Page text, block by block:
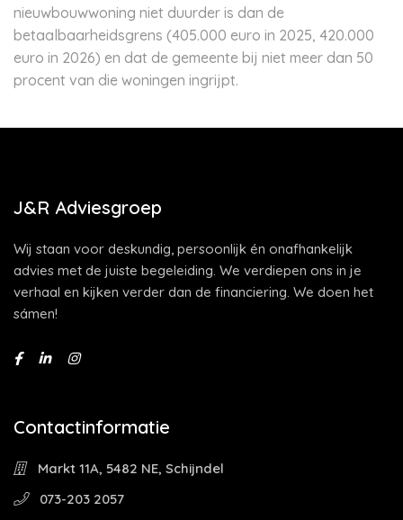
nieuwbouwwoning niet duurder is dan de
betaalbaarheidsgrens (405.000 euro in 2025, 420.000
euro in 2026) en dat de gemeente bij niet meer dan 50
procent van die woningen ingrijpt.
J&R Adviesgroep
Wij staan voor deskundig, persoonlijk én onafhankelijk
advies met de juiste begeleiding. We verdiepen ons in je
verhaal en kijken verder dan de financiering. We doen het
sámen!
Contactinformatie
Markt 11A, 5482 NE, Schijndel
073-203 2057